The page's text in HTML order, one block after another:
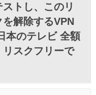
ストし、このリ
解除するVPN
本のテレビ 全額
スクフリーで